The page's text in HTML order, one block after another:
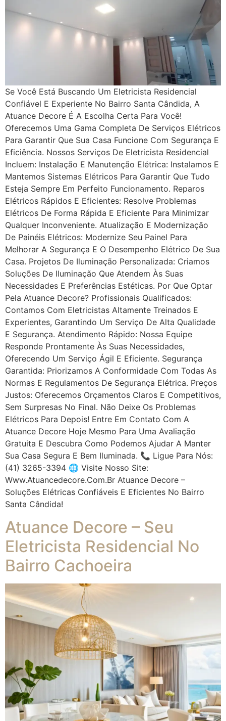
Se Você Está Buscando Um Eletricista Residencial
Confiável E Experiente No Bairro Santa Cândida, A
Atuance Decore É A Escolha Certa Para Você!
Oferecemos Uma Gama Completa De Serviços Elétricos
Para Garantir Que Sua Casa Funcione Com Segurança E
Eficiência. Nossos Serviços De Eletricista Residencial
Incluem: Instalação E Manutenção Elétrica: Instalamos E
Mantemos Sistemas Elétricos Para Garantir Que Tudo
Esteja Sempre Em Perfeito Funcionamento. Reparos
Elétricos Rápidos E Eficientes: Resolve Problemas
Elétricos De Forma Rápida E Eficiente Para Minimizar
Qualquer Inconveniente. Atualização E Modernização
De Painéis Elétricos: Modernize Seu Painel Para
Melhorar A Segurança E O Desempenho Elétrico De Sua
Casa. Projetos De Iluminação Personalizada: Criamos
Soluções De Iluminação Que Atendem Às Suas
Necessidades E Preferências Estéticas. Por Que Optar
Pela Atuance Decore? Profissionais Qualificados:
Contamos Com Eletricistas Altamente Treinados E
Experientes, Garantindo Um Serviço De Alta Qualidade
E Segurança. Atendimento Rápido: Nossa Equipe
Responde Prontamente Às Suas Necessidades,
Oferecendo Um Serviço Ágil E Eficiente. Segurança
Garantida: Priorizamos A Conformidade Com Todas As
Normas E Regulamentos De Segurança Elétrica. Preços
Justos: Oferecemos Orçamentos Claros E Competitivos,
Sem Surpresas No Final. Não Deixe Os Problemas
Elétricos Para Depois! Entre Em Contato Com A
Atuance Decore Hoje Mesmo Para Uma Avaliação
Gratuita E Descubra Como Podemos Ajudar A Manter
Sua Casa Segura E Bem Iluminada. 📞 Ligue Para Nós:
(41) 3265-3394 🌐 Visite Nosso Site:
Www.atuancedecore.com.br Atuance Decore –
Soluções Elétricas Confiáveis E Eficientes No Bairro
Santa Cândida!
Atuance Decore – Seu
Eletricista Residencial No
Bairro Cachoeira